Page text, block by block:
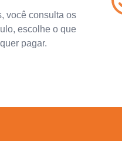
você consulta os
escolhe o que
pagar.